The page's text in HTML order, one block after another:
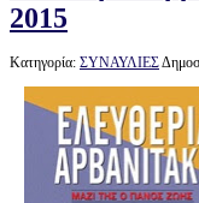
2015
Κατηγορία: ΣΥΝΑΥΛΙΕΣ